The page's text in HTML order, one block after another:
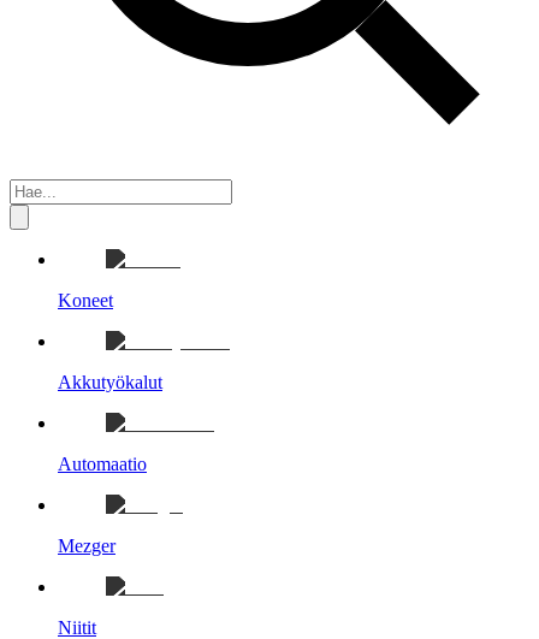
Koneet
Akkutyökalut
Automaatio
Mezger
Niitit